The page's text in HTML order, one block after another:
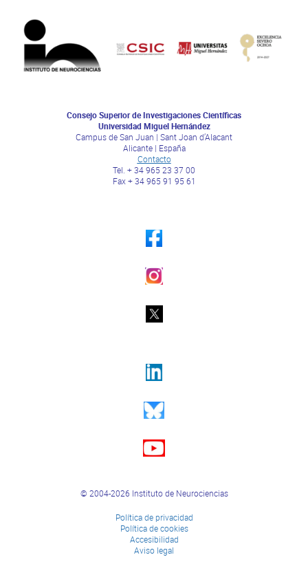
Consejo Superior de Investigaciones Científicas
Universidad Miguel Hernández
Campus de San Juan | Sant Joan d’Alacant
Alicante | España
Contacto
Tel. + 34 965 23 37 00
Fax + 34 965 91 95 61
© 2004-2026 Instituto de Neurociencias
Política de privacidad
Política de cookies
Accesibilidad
Aviso legal